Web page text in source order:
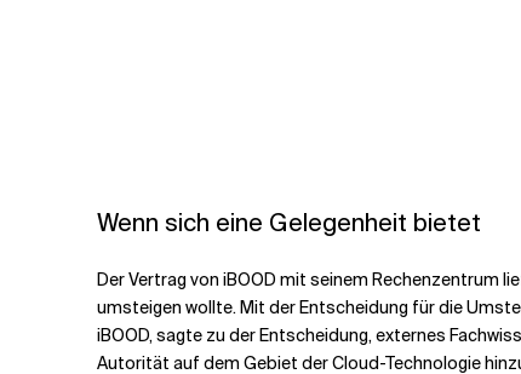
Wenn sich eine Gelegenheit bietet
Der Vertrag von iBOOD mit seinem Rechenzentrum
umsteigen wollte. Mit der Entscheidung für die
iBOOD, sagte zu der Entscheidung, externes
Autorität auf dem Gebiet der Cloud-Technologie